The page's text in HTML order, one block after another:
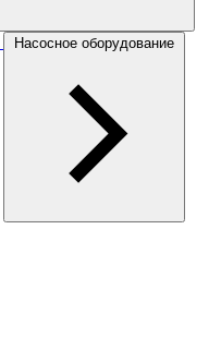
Насосное оборудование